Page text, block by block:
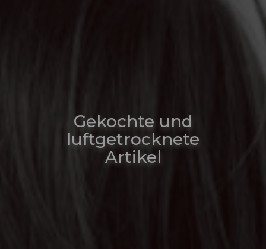
Gekochte und
luftgetrocknete
Artikel